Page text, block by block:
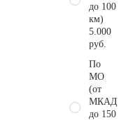
до 100
км)
5.000
руб.
По
МО
(от
МКАД
до 150